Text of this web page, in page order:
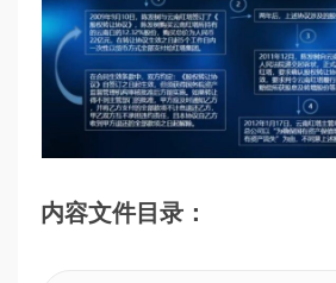
内容文件目录：